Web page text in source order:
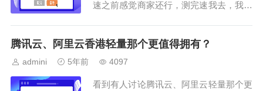
速之前感觉商家还行，测完速我去，我发
腾讯云、阿里云香港轻量那个更值得拥有？
admini 5年前 4097
看到有人讨论腾讯云、阿里云轻量那个更